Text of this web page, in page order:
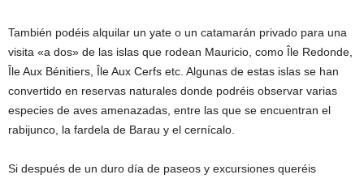
También podéis alquilar un yate o un catamarán privado para una
visita «a dos» de las islas que rodean Mauricio, como Île Redonde,
Île Aux Bénitiers, Île Aux Cerfs etc. Algunas de estas islas se han
convertido en reservas naturales donde podréis observar varias
especies de aves amenazadas, entre las que se encuentran el
rabijunco, la fardela de Barau y el cernícalo.
Si después de un duro día de paseos y excursiones queréis